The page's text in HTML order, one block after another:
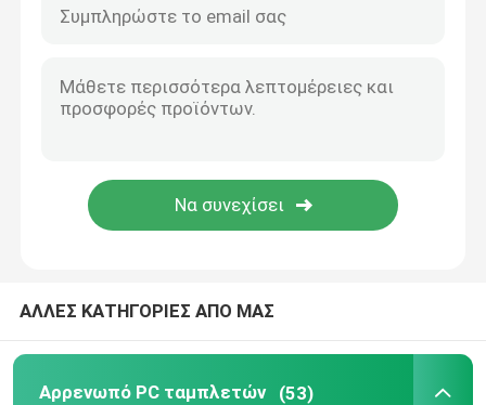
8 ιντσών Tablet PC
9 ιντσών Tablet PC
11 ιντσών Tablet PC
Παγκόσμια θήκη για ταμπλέτες
ΑΛΛΕΣ ΚΑΤΗΓΟΡΙΕΣ ΑΠΟ ΜΑΣ
Αρρενωπό PC ταμπλετών (53)